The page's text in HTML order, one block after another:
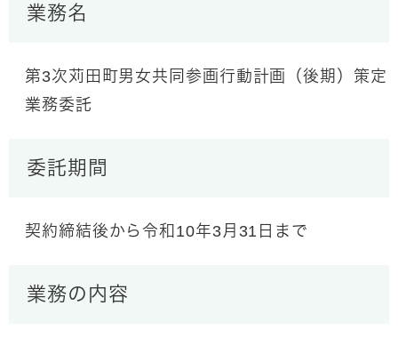
業務名
第3次苅田町男女共同参画行動計画（後期）策定
業務委託
委託期間
契約締結後から令和10年3月31日まで
業務の内容